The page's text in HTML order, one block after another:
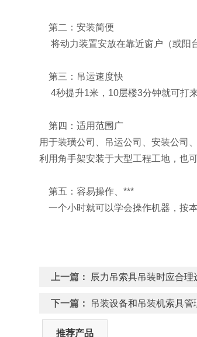
第二：安装简便
将动力装置安放在靠近窗户（或阳
第三：吊运速度快
4秒提升1米，10层楼3分钟就可打
第四：适用范围广
用于装璜公司、吊运公司、安装公司
利用角手架安装于大型工程工地，也
第五：容易操作、***
一个小时就可以学会操作机器，按
上一篇： 辰力吊索具吊装时应合理
下一篇： 吊装设备和吊装机索具管
推荐产品